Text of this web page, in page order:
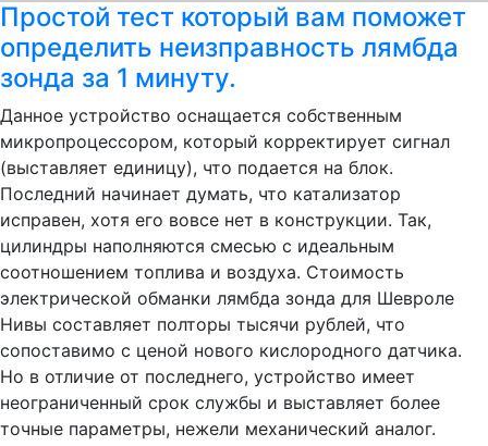
Простой тест который вам поможет
определить неизправность лямбда
зонда за 1 минуту.
Данное устройство оснащается собственным
микропроцессором, который корректирует сигнал
(выставляет единицу), что подается на блок.
Последний начинает думать, что катализатор
исправен, хотя его вовсе нет в конструкции. Так,
цилиндры наполняются смесью с идеальным
соотношением топлива и воздуха. Стоимость
электрической обманки лямбда зонда для Шевроле
Нивы составляет полторы тысячи рублей, что
сопоставимо с ценой нового кислородного датчика.
Но в отличие от последнего, устройство имеет
неограниченный срок службы и выставляет более
точные параметры, нежели механический аналог.